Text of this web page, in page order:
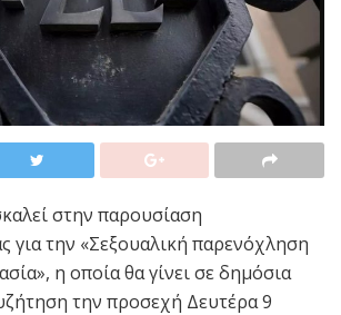
στην παρουσίαση
για την «Σεξουαλική παρενόχληση
η οποία θα γίνει σε δημόσια
την προσεχή Δευτέρα 9